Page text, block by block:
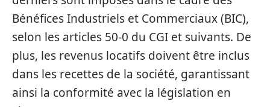
Bénéfices Industriels et Commerciaux (BIC),
selon les articles 50-0 du CGI et suivants. De
plus, les revenus locatifs doivent être inclus
dans les recettes de la société, garantissant
ainsi la conformité avec la législation en